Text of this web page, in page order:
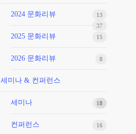
37
2024 문화리뷰 13
2025 문화리뷰 15
2026 문화리뷰 8
세미나 & 컨퍼런스
18
세미나 5
컨퍼런스 16